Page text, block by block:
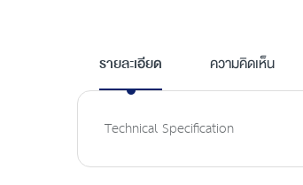
beginning
of
images
gallery
รายละเอียด
Technical Specification
ความคิดเห็น